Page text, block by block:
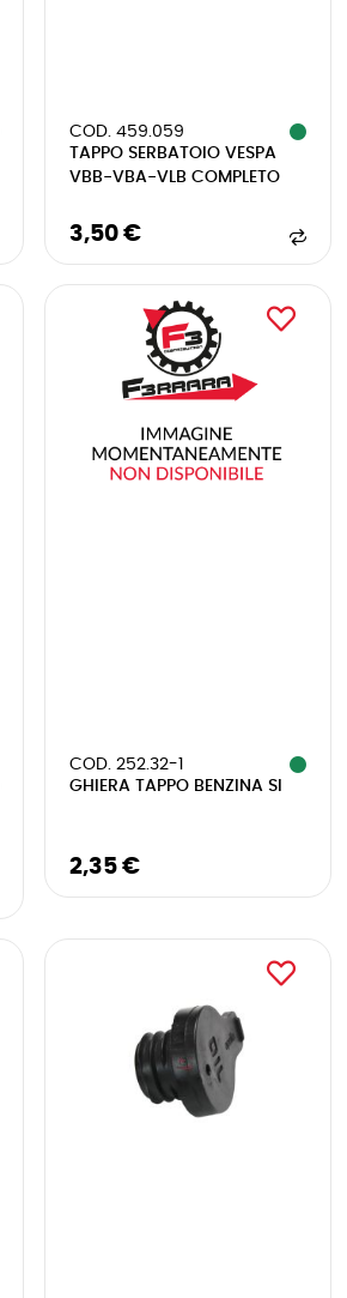
COD. 459.059
TAPPO SERBATOIO VESPA
VBB-VBA-VLB COMPLETO
3,50 €
COD. 252.32-1
GHIERA TAPPO BENZINA SI
2,35 €